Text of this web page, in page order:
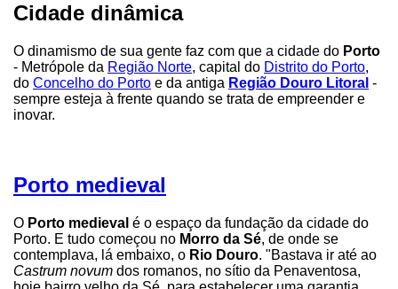
Cidade dinâmica
O dinamismo de sua gente faz com que a cidade do Porto
- Metrópole da Região Norte, capital do Distrito do Porto,
do Concelho do Porto e da antiga Região Douro Litoral -
sempre esteja à frente quando se trata de empreender e
inovar.
Porto medieval
O Porto medieval é o espaço da fundação da cidade do
Porto. E tudo começou no Morro da Sé, de onde se
contemplava, lá embaixo, o Rio Douro. "Bastava ir até ao
Castrum novum dos romanos, no sítio da Penaventosa,